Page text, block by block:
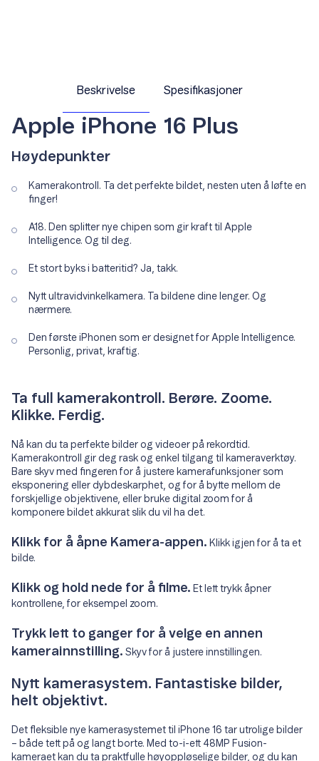
Beskrivelse Spesifikasjoner
Apple iPhone 16 Plus
Høydepunkter
Kamerakontroll. Ta det perfekte bildet, nesten uten å løfte en
finger!
A18. Den splitter nye chipen som gir kraft til Apple
Intelligence. Og til deg.
Et stort byks i batteritid? Ja, takk.
Nytt ultravidvinkelkamera. Ta bildene dine lenger. Og
nærmere.
Den første iPhonen som er designet for Apple Intelligence.
Personlig, privat, kraftig.
Ta full kamerakontroll. Berøre. Zoome.
Klikke. Ferdig.
Nå kan du ta perfekte bilder og videoer på rekordtid.
Kamerakontroll gir deg rask og enkel tilgang til kameraverktøy.
Bare skyv med fingeren for å justere kamerafunksjoner som
eksponering eller dybdeskarphet, og for å bytte mellom de
forskjellige objektivene, eller bruke digital zoom for å
komponere bildet akkurat slik du vil ha det.
Klikk for å åpne Kamera-appen. Klikk igjen for å ta et
bilde.
Klikk og hold nede for å filme. Et lett trykk åpner
kontrollene, for eksempel zoom.
Trykk lett to ganger for å velge en annen
kamerainnstilling. Skyv for å justere innstillingen.
Nytt kamerasystem. Fantastiske bilder,
helt objektivt.
Det fleksible nye kamerasystemet til iPhone 16 tar utrolige bilder
– både tett på og langt borte. Med to-i-ett 48MP Fusion-
kameraet kan du ta praktfulle høyoppløselige bilder, og du kan